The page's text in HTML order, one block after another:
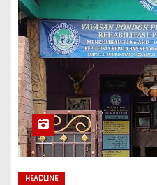
HEADLINE